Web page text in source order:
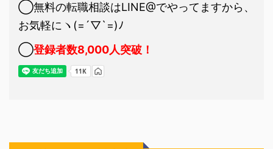
◯無料の転職相談はLINE@でやってますから、
お気軽にヽ(=´▽`=)ﾉ
◯登録者数8,000人突破！